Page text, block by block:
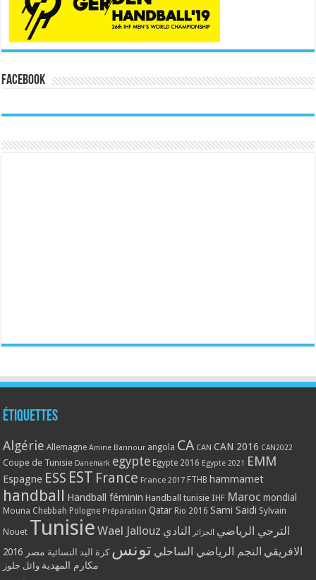
Facebook
Étiquettes
Algérie Allemagne Amine Bannour angola CA CAN CAN 2016 CAN2022
Coupe de Tunisie Danemark egypte Egypte 2016 Egypte 2021 EMM
Espagne ESS EST France France 2017 FTHB hammamet
handball Handball féminin Handball tunisie IHF Maroc mondial
Mouna Chebbah Pologne Préparation Qatar Rio 2016 Sami Saidi Sylvain
Nouet Tunisie Wael Jallouz الترجي الرياضي الجزائر النادي
الافريقي النجم الرياضي الساحلي تونس كرة اليد النسائية مصر 2016
مكارم المهدية وائل جلوز